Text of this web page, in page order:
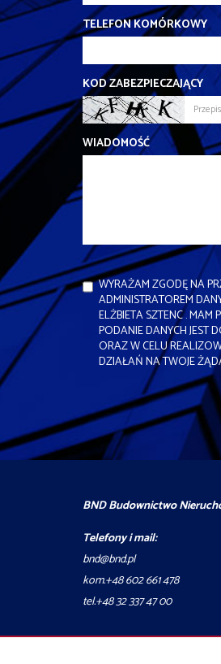
TELEFON KOMÓRKOWY
KOD ZABEZPIECZAJĄCY
WIADOMOŚĆ
WYRAŻAM ZGODĘ NA
ADMINISTRATOREM
ELŻBIETA SZTENC .
PODANIE DANYCH JEST
ORAZ W CELU
DZIAŁAŃ NA TWOJE
BND Budownictwo
Telefony i mail:
bnd@bnd.pl
kom.+48 602 661 478
tel.+48 32 337 47 00